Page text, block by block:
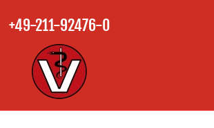
+49-211-92476-0